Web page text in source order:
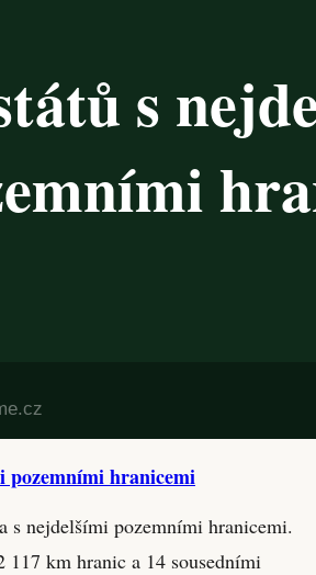
pozemními hranicemi
s nejdelšími pozemními hranicemi.
km hranic a 14 sousedními